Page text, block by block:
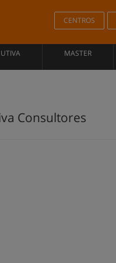
CENTROS
MASTER
Consultores